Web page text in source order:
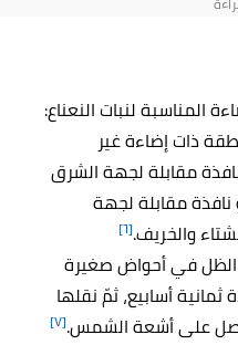
المناسبة لنبات النعناع:
ذات إضاءة غير
مقابلة لجهة الشرق
نافذة مقابلة لجهة
والخريف.[٦]
الظل في أحواض صغيرة
أسابيع، ثمّ نقلها
على أشعة الشمس.[٧]